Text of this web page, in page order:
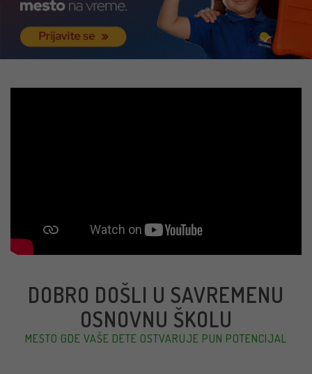
DOBRO DOŠLI U SAVREMENU
OSNOVNU ŠKOLU
MESTO GDE VAŠE DETE OSTVARUJE PUN POTENCIJAL